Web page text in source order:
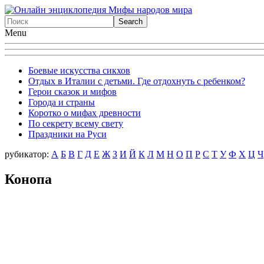
Menu
Боевые искусства сикхов
Отдых в Италии с детьми. Где отдохнуть с ребенком?
Герои сказок и мифов
Города и страны
Коротко о мифах древности
По секрету всему свету
Праздники на Руси
рубикатор: А Б В Г Д Е Ж З И Й К Л М Н О П Р С Т У Ф X Ц Ч
Конопа